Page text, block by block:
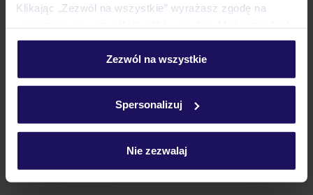
Klikając „Zezwól na wszystkie” wyrażasz zgodę na
personalizować swój wybór wchodząc w zakładkę
Szczegółowe informacje o plikach cookie znajdziesz
Zezwól na wszystkie
Spersonalizuj
Nie zezwalaj
Ważne informacje